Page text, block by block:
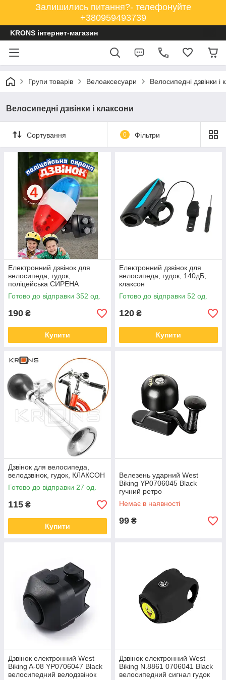
Залишились питання?- телефонуйте
+380959493739
KRONS інтернет-магазин
Групи товарів Велоаксесуари Велосипедні дзвінки і
Велосипедні дзвінки і клаксони
Сортування 0 Фільтри
Електронний дзвінок для
велосипеда, гудок,
поліцейська СИРЕНА
Готово до відправки 352 од.
190 ₴
Купити
Електронний дзвінок для
велосипеда, гудок, 140дБ,
клаксон
Готово до відправки 52 од.
120 ₴
Купити
Дзвінок для велосипеда,
велодзвінок, гудок, КЛАКСОН
Готово до відправки 27 од.
115 ₴
Купити
Велезень ударний West
Biking YP0706045 Black
гучний ретро
Немає в наявності
99 ₴
Дзвінок електронний West
Biking A-08 YP0706047 Black
велосипедний велодзвінок
Дзвінок електронний West
Biking N.8861 0706041 Black
велосипедний сигнал гудок